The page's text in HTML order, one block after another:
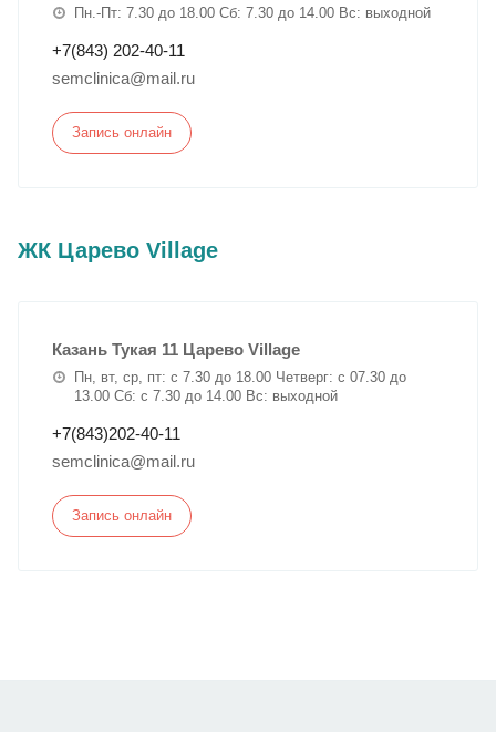
Пн.-Пт: 7.30 до 18.00 Сб: 7.30 до 14.00 Вс: выходной
+7(843) 202-40-11
semclinica@mail.ru
Запись онлайн
ЖК Царево Village
Казань Тукая 11 Царево Village
Пн, вт, ср, пт: с 7.30 до 18.00 Четверг: с 07.30 до
13.00 Сб: с 7.30 до 14.00 Вс: выходной
+7(843)202-40-11
semclinica@mail.ru
Запись онлайн